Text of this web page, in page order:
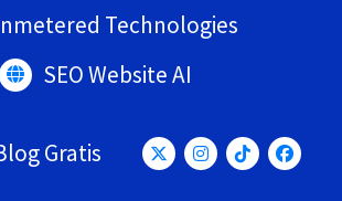
Technologies
SEO Website AI
Gratis